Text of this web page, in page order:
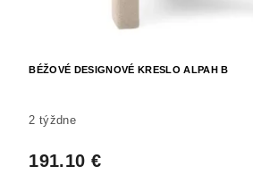
BÉŽOVÉ DESIGNOVÉ KRESLO ALPAH B
2 týždne
191.10 €